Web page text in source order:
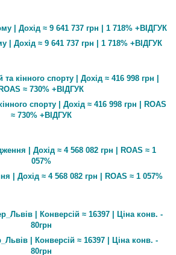
| Дохід ≈ 9 641 737 грн | 1 718% +ВІДГУК
спорту | Дохід ≈ 416 998 грн | ROAS
≈ 730% +ВІДГУК
| Дохід ≈ 4 568 082 грн | ROAS ≈ 1 057%
| Конверсій ≈ 16397 | Ціна конв. -
80грн